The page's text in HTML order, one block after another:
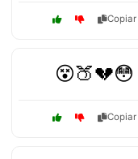
Copiar
😵🍑💔😳
Copiar